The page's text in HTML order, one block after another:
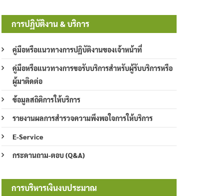
การปฏิบัติงาน & บริการ
คู่มือหรือแนวทางการปฏิบัติงานของเจ้าหน้าที่
คู่มือหรือแนวทางการขอรับบริการสำหรับผู้รับบริการหรือ
ผู้มาติดต่อ
ข้อมูลสถิติการให้บริการ
รายงานผลการสำรวจความพึงพอใจการให้บริการ
E-Service
กระดานถาม-ตอบ (Q&A)
การบริหารเงินงบประมาณ